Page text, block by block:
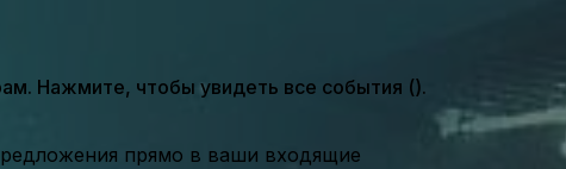
Нажмите, чтобы увидеть все события ().
прямо в ваши входящие